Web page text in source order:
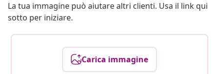
La tua immagine può aiutare altri clienti. Usa il link qui
sotto per iniziare.
Carica immagine